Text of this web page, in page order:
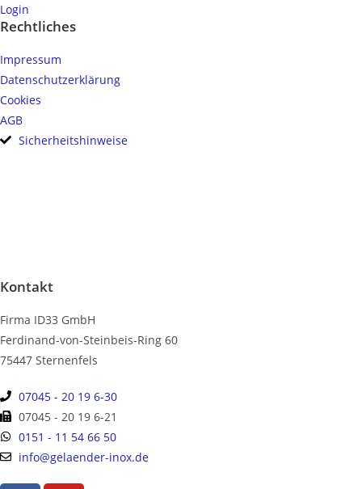
Login
Rechtliches
Impressum
Datenschutzerklärung
Cookies
AGB
Sicherheitshinweise
Kontakt
Firma ID33 GmbH
Ferdinand-von-Steinbeis-Ring 60
75447 Sternenfels
07045 - 20 19 6-30
07045 - 20 19 6-21
0151 - 11 54 66 50
info@gelaender-inox.de